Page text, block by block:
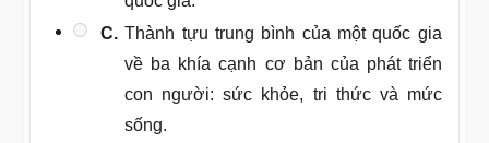
C. Thành tựu trung bình của một quốc gia
về ba khía cạnh cơ bản của phát triển
con người: sức khỏe, tri thức và mức
sống.